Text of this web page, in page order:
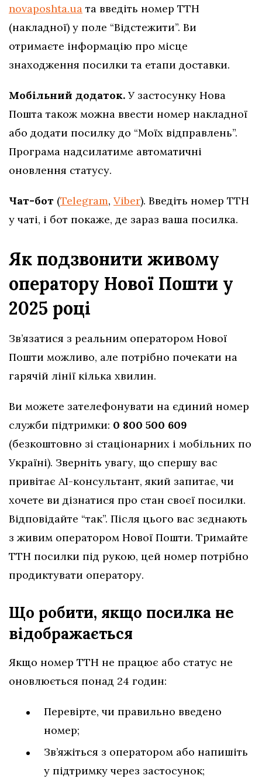
novaposhta.ua та введіть номер ТТН
(накладної) у поле “Відстежити”. Ви
отримаєте інформацію про місце
знаходження посилки та етапи доставки.
Мобільний додаток. У застосунку Нова
Пошта також можна ввести номер накладної
або додати посилку до “Моїх відправлень”.
Програма надсилатиме автоматичні
оновлення статусу.
Чат-бот (Telegram, Viber). Введіть номер ТТН
у чаті, і бот покаже, де зараз ваша посилка.
Як подзвонити живому
оператору Нової Пошти у
2025 році
Зв’язатися з реальним оператором Нової
Пошти можливо, але потрібно почекати на
гарячій лінії кілька хвилин.
Ви можете зателефонувати на єдиний номер
служби підтримки: 0 800 500 609
(безкоштовно зі стаціонарних і мобільних по
Україні). Зверніть увагу, що спершу вас
привітає AI-консультант, який запитає, чи
хочете ви дізнатися про стан своєї посилки.
Відповідайте “так”. Після цього вас зєднають
з живим оператором Нової Пошти. Тримайте
ТТН посилки під рукою, цей номер потрібно
продиктувати оператору.
Що робити, якщо посилка не
відображається
Якщо номер ТТН не працює або статус не
оновлюється понад 24 годин:
Перевірте, чи правильно введено
номер;
Зв’яжіться з оператором або напишіть
у підтримку через застосунок;